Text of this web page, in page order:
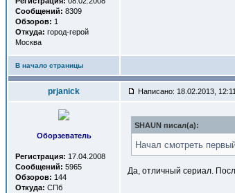
Сообщений: 8309
Обзоров: 1
Откуда: город-герой
Москва
В начало страницы
prjanick Написано: 18.02.2013,
Оборзеватель
Регистрация: 17.04.2008
Сообщений: 5965
Обзоров: 144
Откуда: СПб
SHAUN писал(a):
Начал смотреть
Да, отличный сериал.